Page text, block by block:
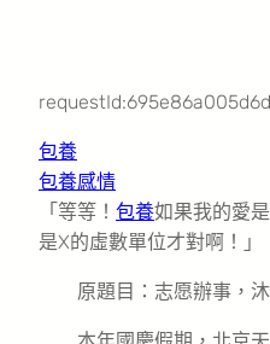
包養
包養感情
「等等！ 包養如果我的愛
是X的虛數單位才對啊！」
原題目：志愿辦事，